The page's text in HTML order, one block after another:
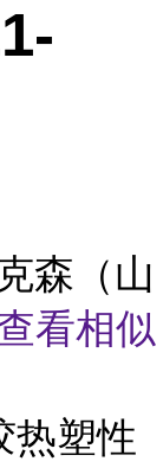
森（山
看相似
热塑性